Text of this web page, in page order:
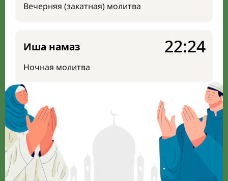
Вечерняя (закатная) молитва
Иша намаз
Ночная молитва
22:24